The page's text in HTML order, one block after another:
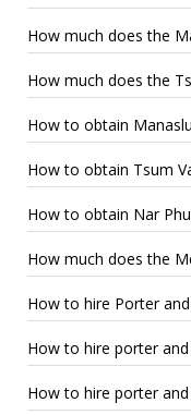
How much does the
How much does the
How to obtain
How to obtain Tsum
How to obtain Nar
How much does the
How to hire Porter
How to hire porter
How to hire porter